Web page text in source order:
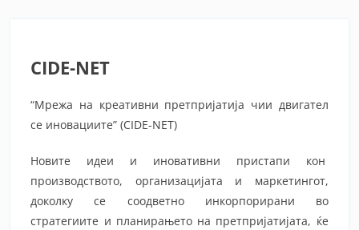
CIDE-NET
“Мрежа на креативни претпријатија чии двигател
се иновациите” (CIDE-NET)
Новите идеи и иновативни пристапи кон
производството, организацијата и маркетингот,
доколку се соодветно инкорпорирани во
стратегиите и планирањето на претпријатијата, ќе